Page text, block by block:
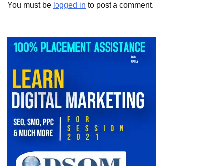
You must be logged in to post a comment.